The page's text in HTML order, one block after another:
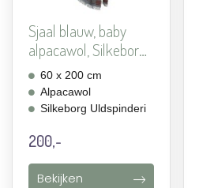
Sjaal blauw, baby
alpacawol, Silkeborg
R...60 x 200 cm
Alpacawol
Silkeborg Uldspinderi
200,-
Bekijken